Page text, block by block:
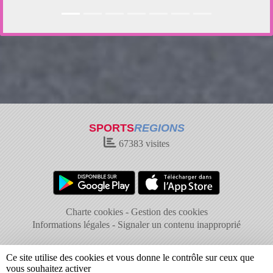
SPORTSREGIONS
67383 visites
Charte cookies
Gestion des cookies
Informations légales
Signaler un contenu inapproprié
Ce site utilise des cookies et vous donne le contrôle sur ceux que
vous souhaitez activer